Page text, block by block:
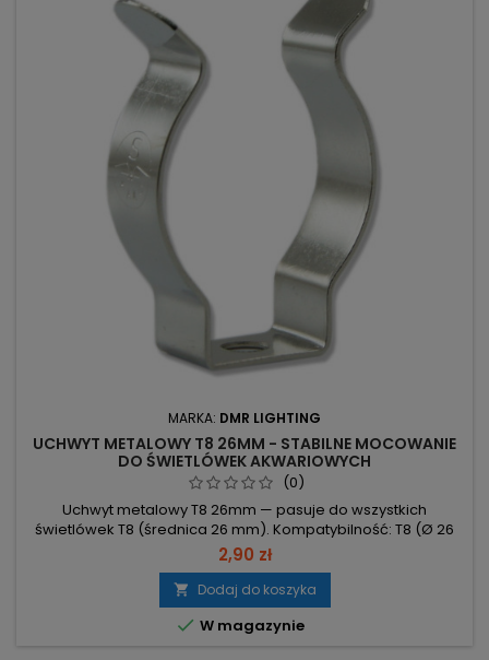
MARKA: DMR LIGHTING
UCHWYT METALOWY T8 26MM - STABILNE MOCOWANIE
DO ŚWIETLÓWEK AKWARIOWYCH
(0)
Uchwyt metalowy T8 26mm — pasuje do wszystkich
świetlówek T8 (średnica 26 mm). Kompatybilność: T8 (Ø 26
mm) – pełne dopasowanie do świetlówek T8. Materiał: metal
– solidna konstrukcja uchwytu. Przeznaczenie: montaż
świetlówek T8 – uniwersalny uchwyt.
2,90 zł
 Dodaj do koszyka
 W magazynie